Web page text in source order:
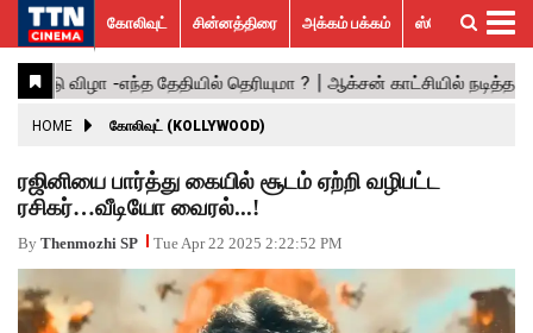
கோலிவுட்
சின்னத்திரை
பாலிவுட்
ஹாலிவுட்
அக்கம்
பக்கம்
ஸ்பெஷல்
ஸ்டோரீஸ்
விமர்சனம்
GALLERY
ACTRESS
ACTORS
MOVIESTILLS
EVENTS
VIDEOS
What’s
Hot
Trending
News
கோலிவுட் சின்னத்திரை அக்கம் பக்கம் ஸ்பெஷல் ஸ்டோரீஸ்
HOME கோலிவுட் (KOLLYWOOD)
ரஜினியை பார்த்து கையில் சூடம் ஏற்றி வழிபட்ட
ரசிகர்…வீடியோ வைரல்...!
By Thenmozhi SP Tue Apr 22 2025 2:22:52 PM